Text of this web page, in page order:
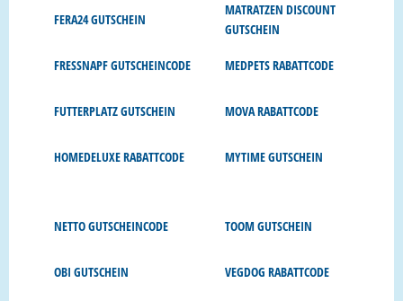
FERA24 GUTSCHEIN
FRESSNAPF GUTSCHEINCODE
FUTTERPLATZ GUTSCHEIN
HOMEDELUXE RABATTCODE
MATRATZEN DISCOUNT
GUTSCHEIN
MEDPETS RABATTCODE
MOVA RABATTCODE
MYTIME GUTSCHEIN
NETTO GUTSCHEINCODE
OBI GUTSCHEIN
TOOM GUTSCHEIN
VEGDOG RABATTCODE